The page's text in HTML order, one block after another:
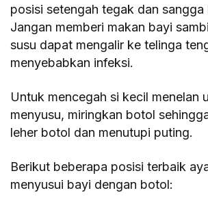
posisi setengah tegak dan sangga
Jangan memberi makan bayi
susu dapat mengalir ke telinga
menyebabkan infeksi.
Untuk mencegah si kecil menelan
menyusu, miringkan botol
leher botol dan menutupi puting.
Berikut beberapa posisi terbaik
menyusui bayi dengan botol: